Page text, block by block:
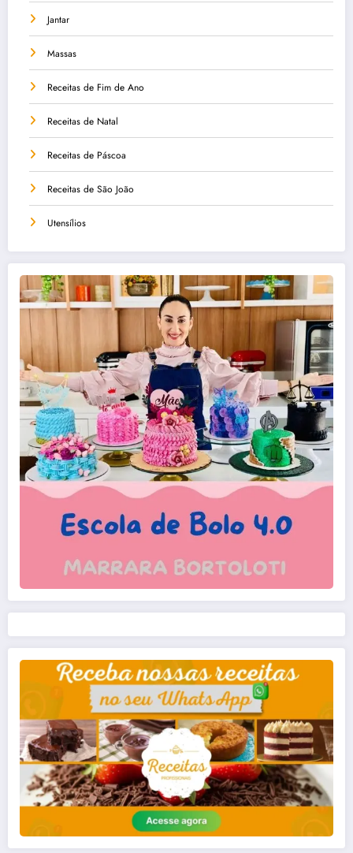
Jantar
Massas
Receitas de Fim de Ano
Receitas de Natal
Receitas de Páscoa
Receitas de São João
Utensílios